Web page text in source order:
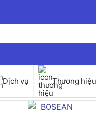
Dịch vụ Thương hiệu